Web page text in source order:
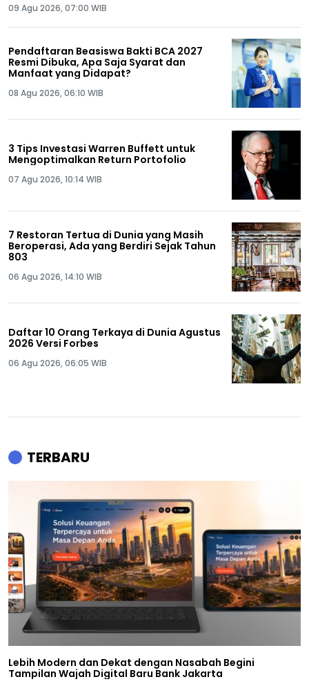
09 Agu 2026, 07:00 WIB
Pendaftaran Beasiswa Bakti BCA 2027
Resmi Dibuka, Apa Saja Syarat dan
Manfaat yang Didapat?
08 Agu 2026, 06:10 WIB
3 Tips Investasi Warren Buffett untuk
Mengoptimalkan Return Portofolio
07 Agu 2026, 10:14 WIB
7 Restoran Tertua di Dunia yang Masih
Beroperasi, Ada yang Berdiri Sejak Tahun
803
06 Agu 2026, 14:10 WIB
Daftar 10 Orang Terkaya di Dunia Agustus
2026 Versi Forbes
06 Agu 2026, 06:05 WIB
TERBARU
Lebih Modern dan Dekat dengan Nasabah Begini
Tampilan Wajah Digital Baru Bank Jakarta